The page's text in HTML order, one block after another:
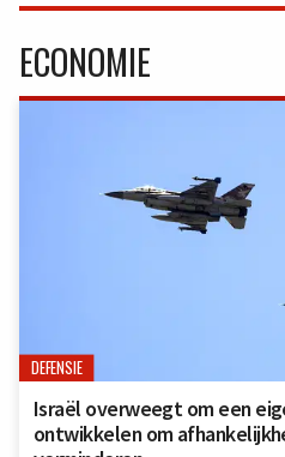
ECONOMIE
DEFENSIE
Israël overweegt om een
ontwikkelen om